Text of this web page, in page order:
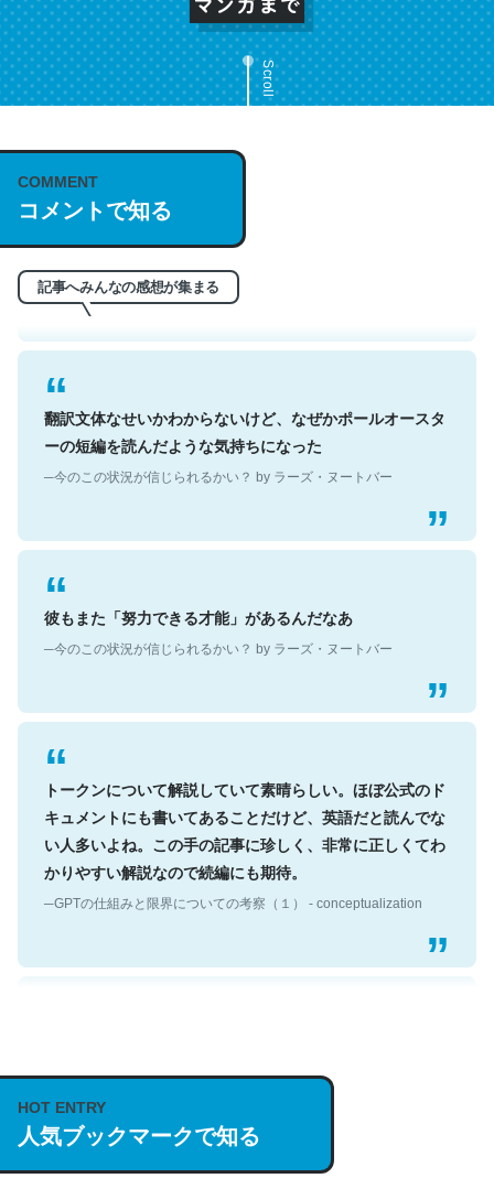
Scroll
COMMENT
コメントで知る
記事へみんなの感想が集まる
これは名文。彼はとてもクレバーなんだろうなと凄く思
う。英語少しでも読める人は原文もお勧め。自分はこの流
れ好き。Let’s Fucking Go. Then Covid hit. Shit.
─今のこの状況が信じられるかい？ by ラーズ・ヌートバー
翻訳文体なせいかわからないけど、なぜかポールオースタ
ーの短編を読んだような気持ちになった
─今のこの状況が信じられるかい？ by ラーズ・ヌートバー
彼もまた「努力できる才能」があるんだなあ
─今のこの状況が信じられるかい？ by ラーズ・ヌートバー
トークンについて解説していて素晴らしい。ほぼ公式のド
キュメントにも書いてあることだけど、英語だと読んでな
い人多いよね。この手の記事に珍しく、非常に正しくてわ
かりやすい解説なので続編にも期待。
─GPTの仕組みと限界についての考察（１） - conceptualization
https://isobe324649.hatenablog.com/entry/2023/03/27
/064121
─GPTの仕組みと限界についての考察（１） - conceptualization
HOT ENTRY
人気ブックマークで知る